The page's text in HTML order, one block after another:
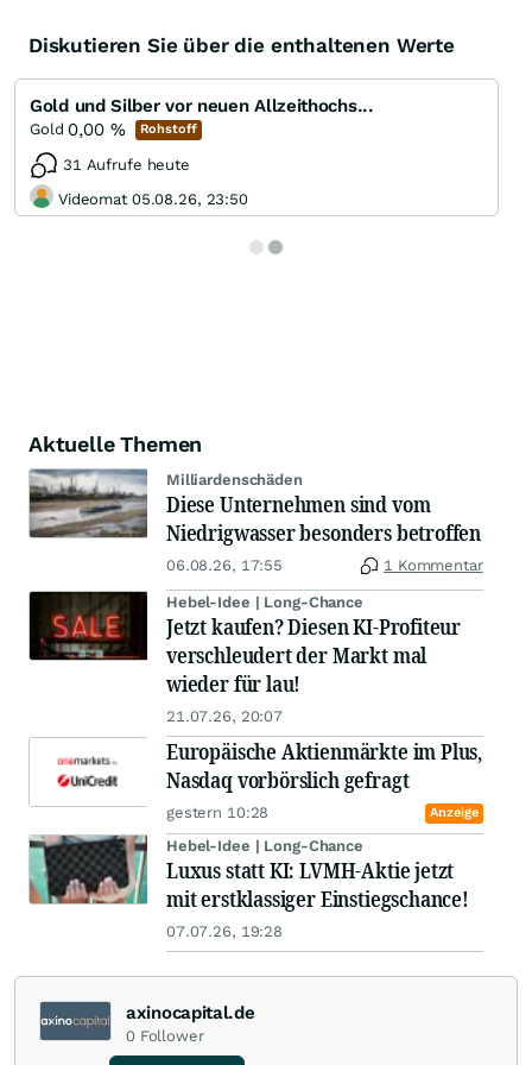
Diskutieren Sie über die enthaltenen Werte
Gold und Silber vor neuen Allzeithochs...
Gold 0,00 % Rohstoff
31 Aufrufe heute
Videomat 05.08.26, 23:50
Aktuelle Themen
Milliardenschäden
Diese Unternehmen sind vom
Niedrigwasser besonders betroffen
06.08.26, 17:55 1 Kommentar
Hebel-Idee | Long-Chance
Jetzt kaufen? Diesen KI-Profiteur
verschleudert der Markt mal
wieder für lau!
21.07.26, 20:07
Europäische Aktienmärkte im Plus,
Nasdaq vorbörslich gefragt
gestern 10:28 Anzeige
Hebel-Idee | Long-Chance
Luxus statt KI: LVMH-Aktie jetzt
mit erstklassiger Einstiegschance!
07.07.26, 19:28
axinocapital.de
0 Follower